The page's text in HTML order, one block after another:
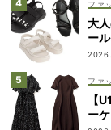
ファ
大
ー
ファ
【
ー